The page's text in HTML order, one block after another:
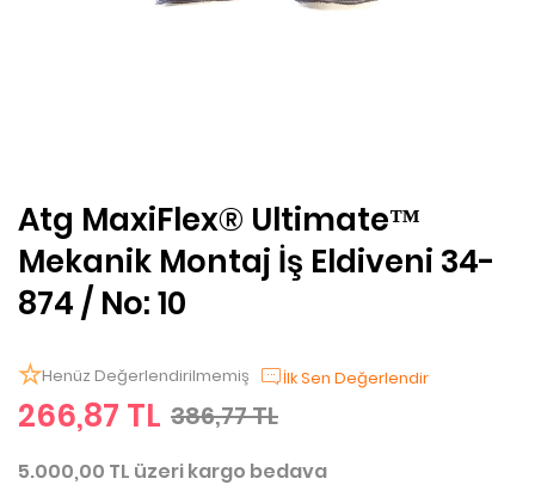
Atg MaxiFlex® Ultimate™
Mekanik Montaj İş Eldiveni 34-
874 / No: 10
Henüz Değerlendirilmemiş İlk Sen Değerlendir
266,87 TL 386,77 TL
5.000,00 TL üzeri kargo bedava